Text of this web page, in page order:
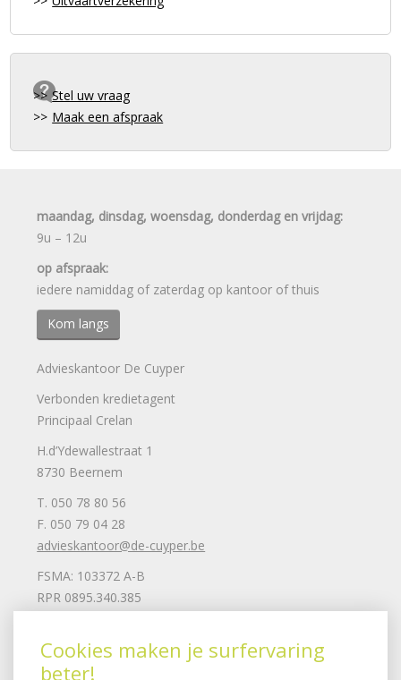
Stel uw vraag
Maak een afspraak
maandag, dinsdag, woensdag, donderdag en vrijdag:
9u – 12u
op afspraak:
iedere namiddag of zaterdag op kantoor of thuis
Kom langs
Advieskantoor De Cuyper
Verbonden kredietagent
Principaal Crelan
H.d’Ydewallestraat 1
8730 Beernem
T. 050 78 80 56
F. 050 79 04 28
advieskantoor@de-cuyper.be
FSMA: 103372 A-B
RPR 0895.340.385
Cookies maken je surfervaring
beter!